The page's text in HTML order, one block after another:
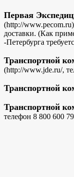
Первая
(http://
доставки. (Как
-Петербурга
Транспортной
(http://www.jde.ru/,
Транспортной
Транспортной
телефон 8 800 600